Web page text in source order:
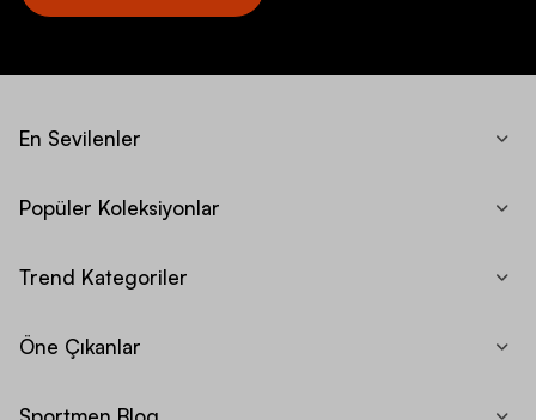
En Sevilenler
Popüler Koleksiyonlar
Trend Kategoriler
Öne Çıkanlar